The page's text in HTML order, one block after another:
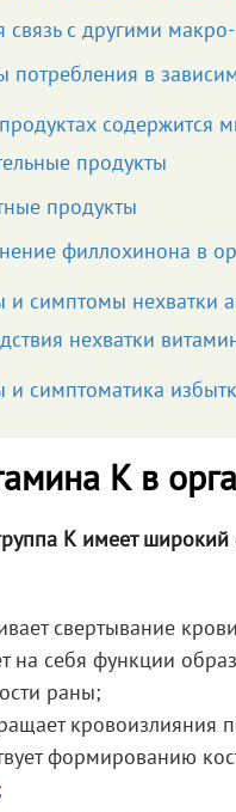
связь с другими
потребления в
содержится
продукты
продукты
филлохинона в
и симптомы нехватки
нехватки
и симптоматика
К в
К имеет широкий
свертывание
на себя функции
раны;
кровоизлияния
формированию